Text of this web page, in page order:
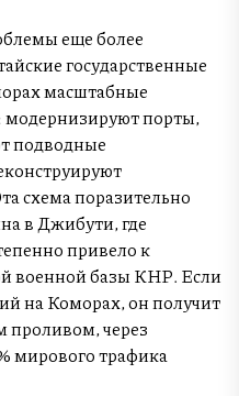
еще более
государственные
масштабные
модернизируют порты,
подводные
схема поразительно
в Джибути, где
привело к
военной базы КНР. Если
на Коморах, он получит
проливом, через
мирового трафика